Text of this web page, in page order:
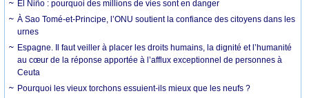
El Niño : pourquoi des millions de vies sont en danger
À Sao Tomé-et-Principe, l’ONU soutient la confiance des citoyens dans les
urnes
Espagne. Il faut veiller à placer les droits humains, la dignité et l’humanité
au cœur de la réponse apportée à l’afflux exceptionnel de personnes à
Ceuta
Pourquoi les vieux torchons essuient-ils mieux que les neufs ?